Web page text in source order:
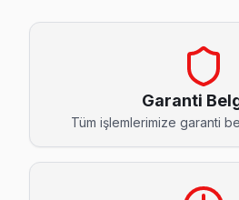
Atışalanı Tefal Servis
Atışalanı mahallesinde Tefal
Atışalanı Tefal Açılmıyor Arıza →
Birlik Tefal Servis
Esenler'da Birlik bölgesindeki
Garanti
Tüm işlemlerimize garanti